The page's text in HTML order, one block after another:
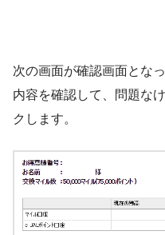
次の画面が確認画面となっ
内容を確認して、問題な
クします。